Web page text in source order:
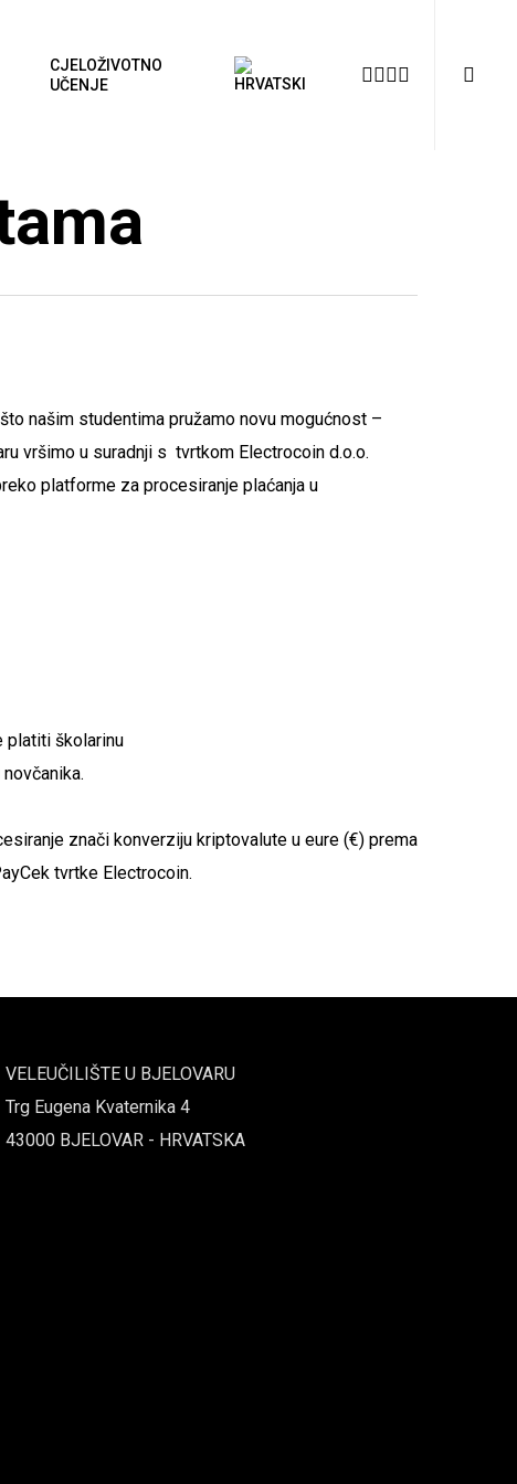
CJELOŽIVOTNO
UČENJE
FACEBOOK
INSTAGRAM
TIKTOK
YOUTUBE
našim studentima pružamo novu mogućnost –
vršimo u suradnji s tvrtkom Electrocoin d.o.o.
platforme za procesiranje plaćanja u
platiti školarinu
znači konverziju kriptovalute u eure (€) prema
tvrtke Electrocoin.
VELEUČILIŠTE U BJELOVARU
Trg Eugena Kvaternika 4
43000 BJELOVAR - HRVATSKA